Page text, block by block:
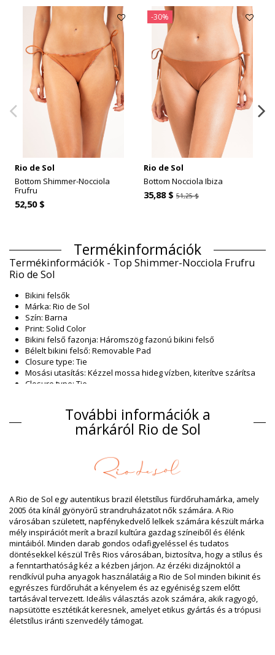
Rio de Sol
Bottom Shimmer-Nocciola
Frufru
52,50 $
-30%
Rio de Sol
Bottom Nocciola Ibiza
35,88 $ 51,25 $
Termékinformációk
Termékinformációk - Top Shimmer-Nocciola Frufru
Rio de Sol
Bikini felsők
Márka: Rio de Sol
Szín: Barna
Print: Solid Color
Bikini felső fazonja: Háromszög fazonú bikini felső
Bélelt bikini felső: Removable Pad
Closure type: Tie
Mosási utasítás: Kézzel mossa hideg vízben, kiterítve szárítsa
Closure type: Tie
Bikini felsők Barna Rio de Sol SPRING
Kompozíció
Spandex (LYCRA) - OEKO-TEX - Chlorine Resistant
Lining: 84% Biodegradable Nylon (AMNI SOUL ECO), 16%
Spandex (LYCRA) - OEKO-TEX - Chlorine Resistant
Termék információ
Osztály: Nő, Bikini felsők
Csomag tartalma: 1 x Bikini felsők (Egyéb felszereléseket nem
tartalmaz)
HS CODE: 6112.41.0010
SKU: 1981127243
EAN: XS (7899810467256), S (7899810467171), M (7899810467164),
L (7899810467089), XL (7899810467096)
Súly: 55g / 0.12lb / 1.94oz
Retusált képek
Mosási & ápolási utasítások
További információk a
márkáról Rio de Sol
A Rio de Sol egy autentikus brazil életstílus fürdőruhamárka, amely
2005 óta kínál gyönyörű strandruházatot nők számára. A Rio
városában született, napfénykedvelő lelkek számára készült márka
mély inspirációt merít a brazil kultúra gazdag színeiből és élénk
mintáiból. Minden darab gondos odafigyeléssel és tudatos
döntésekkel készül Três Rios városában, biztosítva, hogy a stílus és
a fenntarthatóság kéz a kézben járjon. Az érzéki dizájnoktól a
rendkívül puha anyagok használatáig a Rio de Sol minden bikinit és
egyrészes fürdőruhát a kényelem és az egyéniség szem előtt
tartásával tervezett. Ideális választás azok számára, akik ragyogó,
napsütötte esztétikát keresnek, amelyet etikus gyártás és a trópusi
életstílus iránti szenvedély támogat.